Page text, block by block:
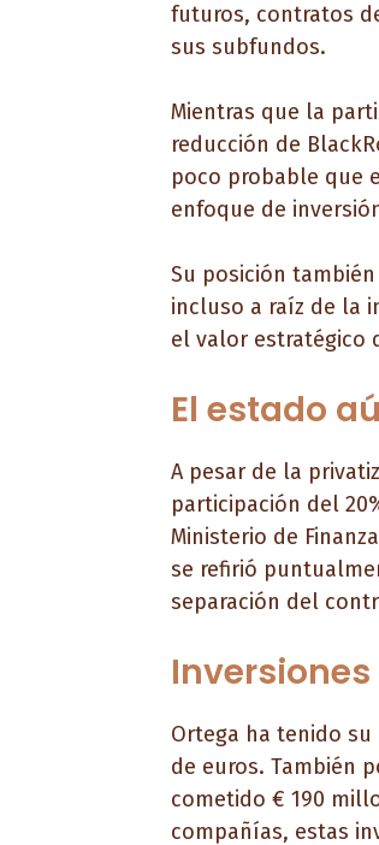
futuros, contratos
sus subfundos.
Mientras que la
reducción de
poco probable que
enfoque de
Su posición
incluso a raíz de la
el valor estratégico
El estado
A pesar de la
participación del
Ministerio de
se refirió
separación del
Ortega ha tenido su
de euros. También
cometido € 190
compañías, estas